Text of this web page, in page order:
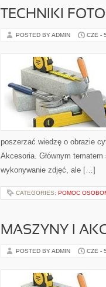
TECHNIKI
POSTED BY ADMIN CZE -
poszerzać wiedzę o obrazie
Akcesoria. Głównym
wykonywanie zdjęć, ale […]
CATEGORIES: POMOC
MASZYNY I
POSTED BY ADMIN CZE -